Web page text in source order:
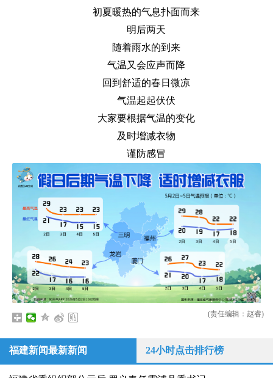
初夏暖热的气息扑面而来
明后两天
随着雨水的到来
气温又会应声而降
回到舒适的春日微凉
气温起起伏伏
大家要根据气温的变化
及时增减衣物
谨防感冒
(责任编辑：赵睿)
福建新闻最新新闻 24小时点击排行榜